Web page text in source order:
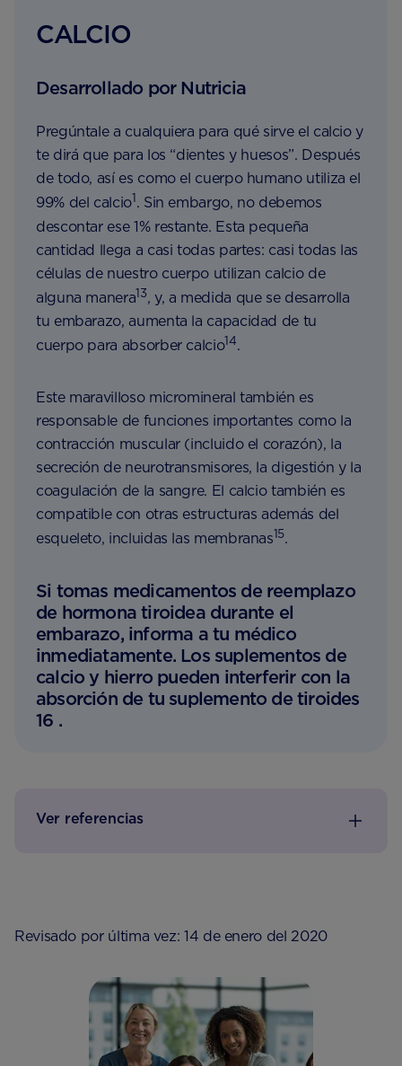
CALCIO
Desarrollado por Nutricia
Pregúntale a cualquiera para qué sirve el calcio y
te dirá que para los “dientes y huesos”. Después
de todo, así es como el cuerpo humano utiliza el
99% del calcio1. Sin embargo, no debemos
descontar ese 1% restante. Esta pequeña
cantidad llega a casi todas partes: casi todas las
células de nuestro cuerpo utilizan calcio de
alguna manera13, y, a medida que se desarrolla
tu embarazo, aumenta la capacidad de tu
cuerpo para absorber calcio14.
Este maravilloso micromineral también es
responsable de funciones importantes como la
contracción muscular (incluido el corazón), la
secreción de neurotransmisores, la digestión y la
coagulación de la sangre. El calcio también es
compatible con otras estructuras además del
esqueleto, incluidas las membranas15.
Si tomas medicamentos de reemplazo
de hormona tiroidea durante el
embarazo, informa a tu médico
inmediatamente. Los suplementos de
calcio y hierro pueden interferir con la
absorción de tu suplemento de tiroides
16 .
Ver referencias
Revisado por última vez: 14 de enero del 2020